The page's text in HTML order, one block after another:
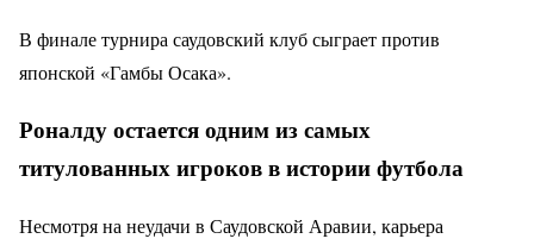
В финале турнира саудовский клуб сыграет против
японской «Гамбы Осака».
Роналду остается одним из самых
титулованных игроков в истории футбола
Несмотря на неудачи в Саудовской Аравии, карьера